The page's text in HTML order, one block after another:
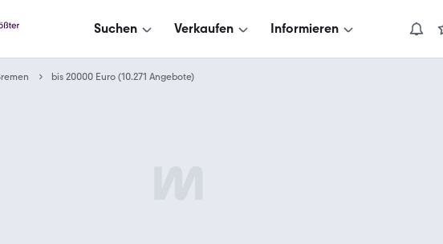
Suchen Verkaufen Informieren
bis 20000 Euro (10.271 Angebote)